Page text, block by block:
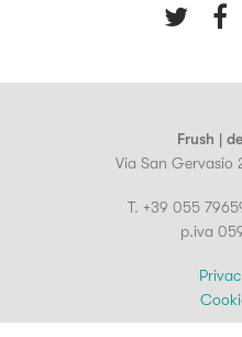
Frush |
Via San Gervasio
T. +39 055
p.iva